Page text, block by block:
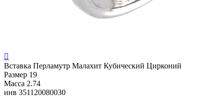

Вставка Перламутр Малахит Кубический Цирконий
Размер 19
Масса 2.74
инв 351120080030